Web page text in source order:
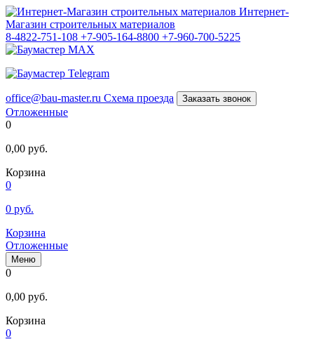
Интернет-
Магазин строительных материалов
8-4822-751-108 +7-905-164-8800 +7-960-700-5225
office@bau-master.ru Схема проезда Заказать звонок
Отложенные
0
0,00 руб.
Корзина
0
0 руб.
Корзина
Отложенные
Меню
0
0,00 руб.
Корзина
0